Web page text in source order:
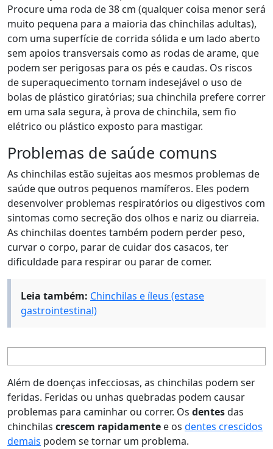
Procure uma roda de 38 cm (qualquer coisa menor será
muito pequena para a maioria das chinchilas adultas),
com uma superfície de corrida sólida e um lado aberto
sem apoios transversais como as rodas de arame, que
podem ser perigosas para os pés e caudas. Os riscos
de superaquecimento tornam indesejável o uso de
bolas de plástico giratórias; sua chinchila prefere correr
em uma sala segura, à prova de chinchila, sem fio
elétrico ou plástico exposto para mastigar.
Problemas de saúde comuns
As chinchilas estão sujeitas aos mesmos problemas de
saúde que outros pequenos mamíferos. Eles podem
desenvolver problemas respiratórios ou digestivos com
sintomas como secreção dos olhos e nariz ou diarreia.
As chinchilas doentes também podem perder peso,
curvar o corpo, parar de cuidar dos casacos, ter
dificuldade para respirar ou parar de comer.
Leia também: Chinchilas e íleus (estase
gastrointestinal)
Além de doenças infecciosas, as chinchilas podem ser
feridas. Feridas ou unhas quebradas podem causar
problemas para caminhar ou correr. Os dentesdas
chinchilas crescem rapidamente e os dentes crescidos
demais podem se tornar um problema.